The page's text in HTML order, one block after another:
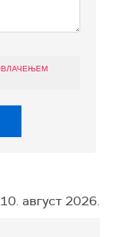
август 2026.